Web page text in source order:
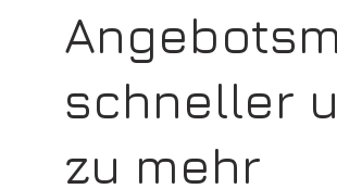
Digitale
schneller
zu mehr